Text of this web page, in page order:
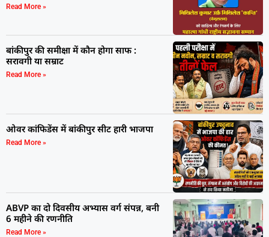
Read More »
बांकीपुर की समीक्षा में कौन होगा साफ :
सरावगी या सम्राट
Read More »
ओवर कांफिडेंस में बांकीपुर सीट हारी भाजपा
Read More »
ABVP का दो दिवसीय अभ्यास वर्ग संपन्न, बनी
6 महीने की रणनीति
Read More »